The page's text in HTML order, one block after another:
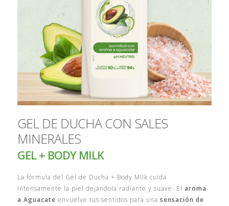
GEL DE DUCHA CON SALES
MINERALES
GEL + BODY MILK
La fórmula del Gel de Ducha + Body Milk cuida
intensamente la piel dejándola radiante y suave. Elaroma
a Aguacate envuelve tus sentidos para unasensación de